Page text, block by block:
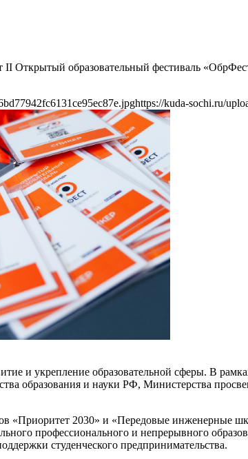
Открытый образовательный фестиваль
https://kuda-sochi.ru/
и укрепление образовательной сферы. В
образования и науки РФ, Министерства
«Приоритет 2030» и «Передовые инженерные
профессионального и непрерывного
студенческого предпринимательства.